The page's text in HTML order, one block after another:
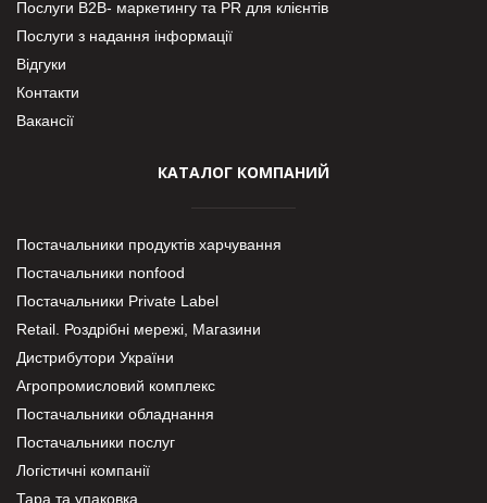
Послуги В2В- маркетингу та PR для клієнтів
Послуги з надання інформації
Відгуки
Контакти
Вакансії
КАТАЛОГ КОМПАНИЙ
Постачальники продуктів харчування
Постачальники nonfood
Постачальники Private Label
Retail. Роздрібні мережі, Магазини
Дистрибутори України
Агропромисловий комплекс
Постачальники обладнання
Постачальники послуг
Логістичні компанії
Тара та упаковка